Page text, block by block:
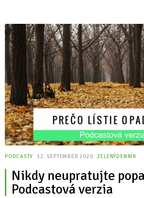
PODCASTY 12. SEPTEMBER 2020 ZELENÝDENNÍK
Nikdy neupratujte
Podcastová verzia